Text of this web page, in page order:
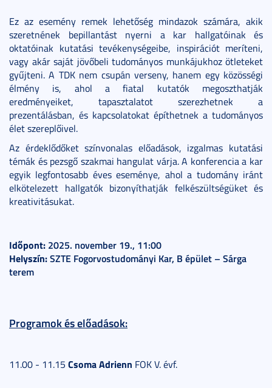
Ez az esemény remek lehetőség mindazok számára, akik
szeretnének bepillantást nyerni a kar hallgatóinak és
oktatóinak kutatási tevékenységeibe, inspirációt meríteni,
vagy akár saját jövőbeli tudományos munkájukhoz ötleteket
gyűjteni. A TDK nem csupán verseny, hanem egy közösségi
élmény is, ahol a fiatal kutatók megoszthatják
eredményeiket, tapasztalatot szerezhetnek a
prezentálásban, és kapcsolatokat építhetnek a tudományos
élet szereplőivel.
Az érdeklődőket színvonalas előadások, izgalmas kutatási
témák és pezsgő szakmai hangulat várja. A konferencia a kar
egyik legfontosabb éves eseménye, ahol a tudomány iránt
elkötelezett hallgatók bizonyíthatják felkészültségüket és
kreativitásukat.
Időpont: 2025. november 19., 11:00
Helyszín:SZTE Fogorvostudományi Kar, B épület – Sárga
terem
Programok és előadások:
11.00 - 11.15 Csoma Adrienn FOK V. évf.